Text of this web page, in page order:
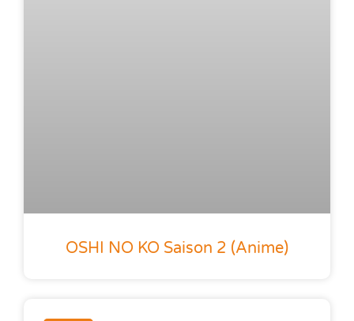
OSHI NO KO Saison 2 (anime)